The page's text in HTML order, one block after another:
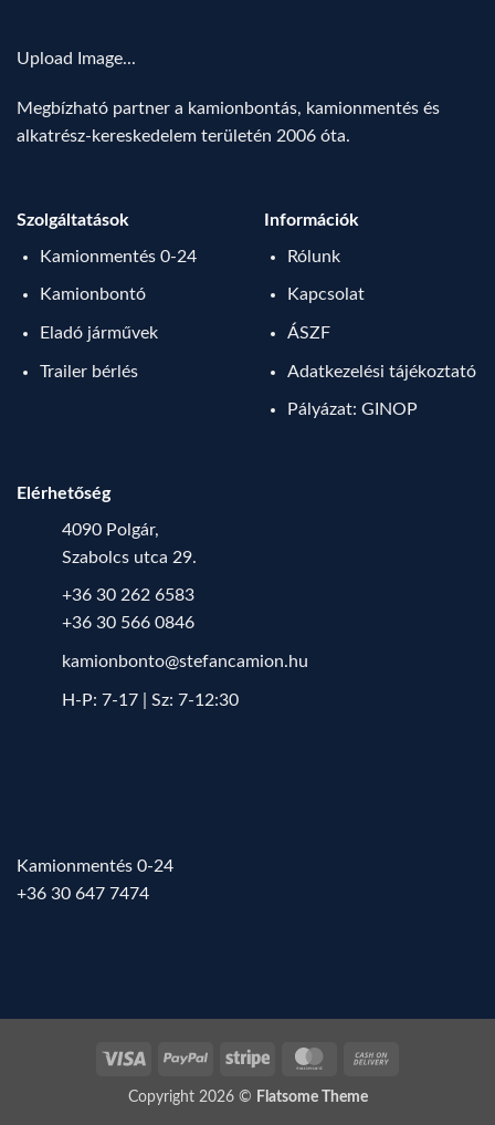
Upload Image...
Megbízható partner a kamionbontás, kamionmentés és
alkatrész-kereskedelem területén 2006 óta.
Szolgáltatások
Kamionmentés 0-24
Kamionbontó
Eladó járművek
Trailer bérlés
Információk
Rólunk
Kapcsolat
ÁSZF
Adatkezelési tájékoztató
Pályázat: GINOP
Elérhetőség
4090 Polgár,
Szabolcs utca 29.
+36 30 262 6583
+36 30 566 0846
kamionbonto@stefancamion.hu
H-P: 7-17 | Sz: 7-12:30
Kamionmentés 0-24
+36 30 647 7474
Visa PayPal Stripe MasterCard
Copyright 2026 © Flatsome Theme